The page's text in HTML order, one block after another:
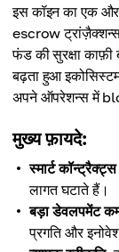
इस कॉइन का एक और
escrow
फंड की सुरक्षा काफ़ी
बढ़ता हुआ
अपने ऑपरेशन्स में
मुख्य फ़ायदे:
स्मार्ट कॉन्ट्रैक्ट्स
लागत घटाते हैं।
बड़ा डेवलपमेंट
प्रगति और